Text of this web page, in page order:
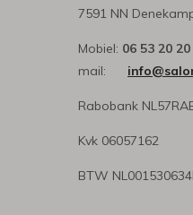
7591 NN
Mobiel: 06 53 20
mail:
Rabobank
Kvk 06057162
BTW